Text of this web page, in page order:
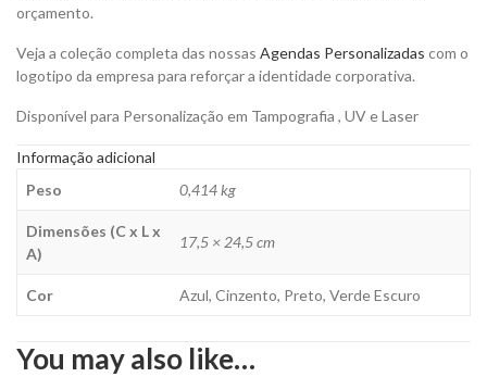
orçamento.
Veja a coleção completa das nossas Agendas Personalizadas com o
logotipo da empresa para reforçar a identidade corporativa.
Disponível para Personalização em Tampografia , UV e Laser
Informação adicional
Peso
0,414 kg
Dimensões (C x L x
A)
17,5 × 24,5 cm
Cor Azul, Cinzento, Preto, Verde Escuro
You may also like…